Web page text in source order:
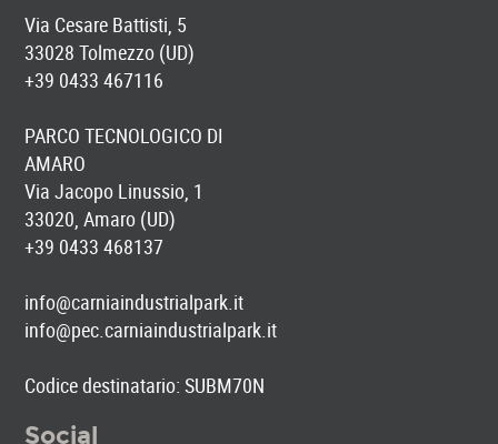
Via Cesare Battisti, 5
33028 Tolmezzo (UD)
+39 0433 467116
PARCO TECNOLOGICO DI
AMARO
Via Jacopo Linussio, 1
33020, Amaro (UD)
+39 0433 468137
info@carniaindustrialpark.it
info@pec.carniaindustrialpark.it
Codice destinatario: SUBM70N
Social